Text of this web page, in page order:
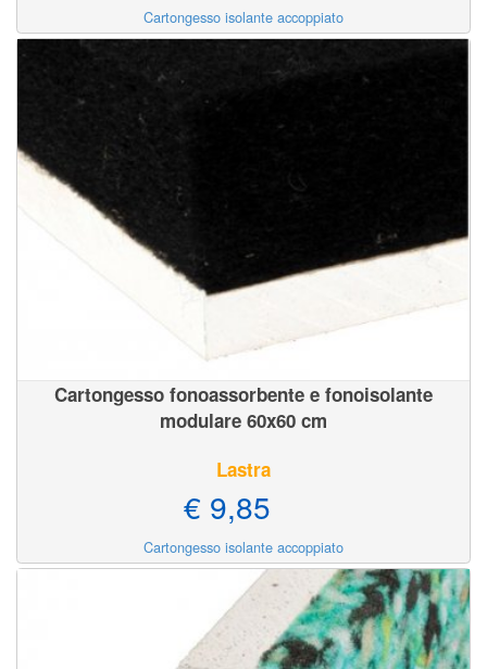
Cartongesso isolante accoppiato
Cartongesso fonoassorbente e fonoisolante
modulare 60x60 cm
Lastra
€ 9,85
Cartongesso isolante accoppiato